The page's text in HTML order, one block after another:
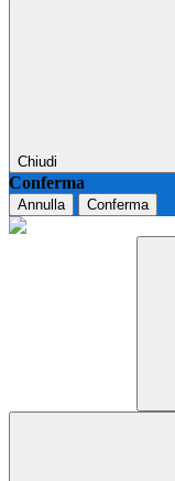
Chiudi
Conferma
Annulla Conferma